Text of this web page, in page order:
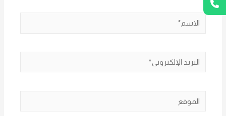
الاسم*
البريد
الموقع